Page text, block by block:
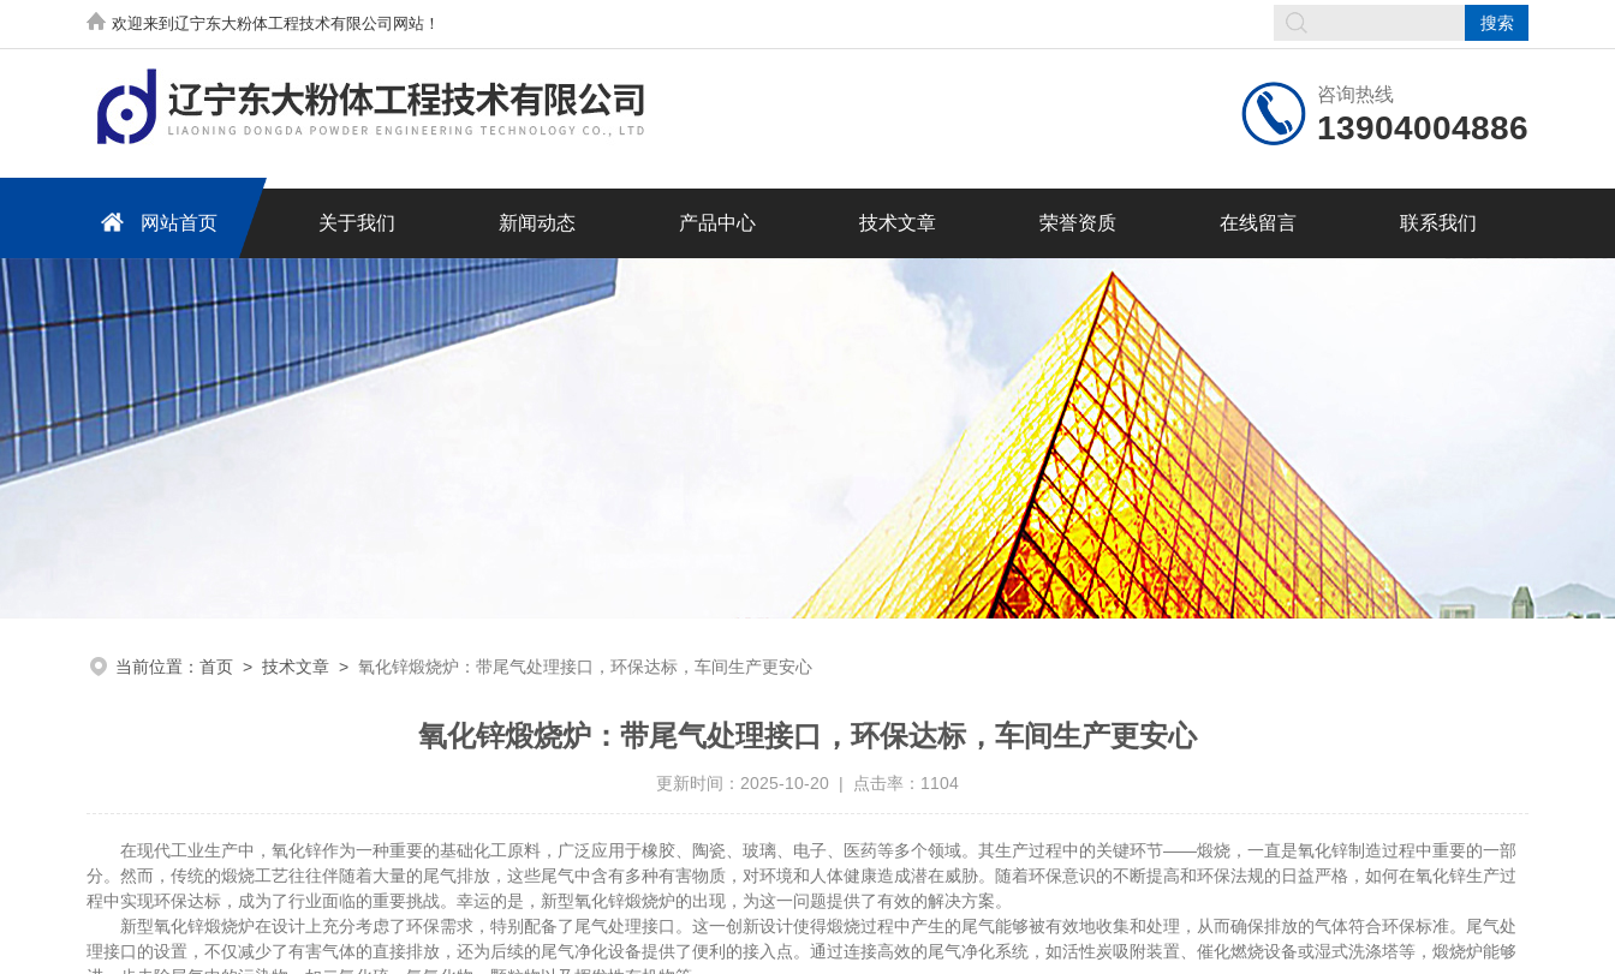
欢迎来到辽宁东大粉体工程技术有限公司网站！
咨询热线
13904004886
网站首页 关于我们 新闻动态 产品中心 技术文章 荣誉资质 在线留言 联系我们
当前位置： 首页 > 技术文章 > 氧化锌煅烧炉：带尾气处理接口，环保达标，车间生产更安心
氧化锌煅烧炉：带尾气处理接口，环保达标，车间生产更安心
更新时间：2025-10-20 | 点击率：1104
在现代工业生产中，氧化锌作为一种重要的基础化工原料，广泛应用于橡胶、陶瓷、玻璃、电子、医药等多个领域。其生产过程中的关键环节——煅烧，一直是氧化锌制造过程中重要的一部
分。然而，传统的煅烧工艺往往伴随着大量的尾气排放，这些尾气中含有多种有害物质，对环境和人体健康造成潜在威胁。随着环保意识的不断提高和环保法规的日益严格，如何在氧化锌生产过
程中实现环保达标，成为了行业面临的重要挑战。幸运的是，新型氧化锌煅烧炉的出现，为这一问题提供了有效的解决方案。
新型氧化锌煅烧炉在设计上充分考虑了环保需求，特别配备了尾气处理接口。这一创新设计使得煅烧过程中产生的尾气能够被有效地收集和处理，从而确保排放的气体符合环保标准。尾气处
理接口的设置，不仅减少了有害气体的直接排放，还为后续的尾气净化设备提供了便利的接入点。通过连接高效的尾气净化系统，如活性炭吸附装置、催化燃烧设备或湿式洗涤塔等，煅烧炉能够